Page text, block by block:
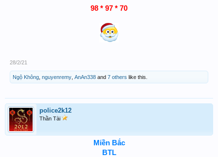
98 * 97 * 70
28/2/21
Ngộ Không nguyenremy AnAn338 and 7 others like this.
police2k12
Thần Tài
Miền Bắc
BTL